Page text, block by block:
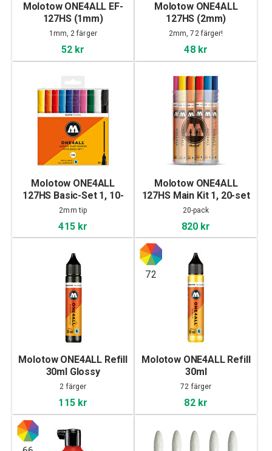
Molotow ONE4ALL EF-
127HS (1mm)
1mm, 2 färger
52 kr
Molotow ONE4ALL
127HS (2mm)
2mm, 72 färger!
48 kr
Molotow ONE4ALL
127HS Basic-Set 1, 10-
set
2mm tip
415 kr
Molotow ONE4ALL
127HS Main Kit 1, 20-set
20-pack
820 kr
Molotow ONE4ALL Refill
30ml Glossy
2 färger
115 kr
72
Molotow ONE4ALL Refill
30ml
72 färger
82 kr